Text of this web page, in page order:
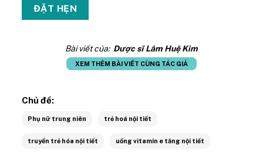
Bài viết của: Dược sĩ Lâm Huệ Kim
XEM THÊM BÀI VIẾT CÙNG TÁC GIẢ
Chủ đề:
Phụ nữ trung niên trẻ hoá nội tiết
truyền trẻ hóa nội tiết uống vitamin e tăng nội tiết